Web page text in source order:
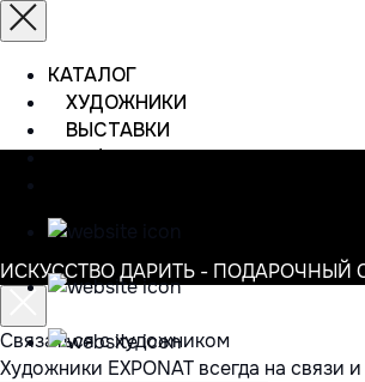
КАТАЛОГ
ХУДОЖНИКИ
ВЫСТАВКИ
ИНФОРМАЦИЯ
ИСКУССТВО ДАРИТЬ - ПОДАРОЧНЫЙ
Связаться с художником
Художники EXPONAT всегда на связи